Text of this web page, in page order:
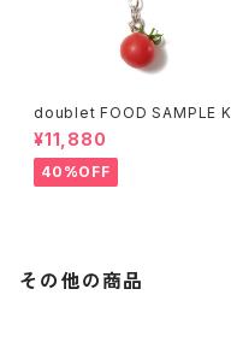
doublet FOOD SAMPLE KE
Y CHAIN TOMATO (Silver)
¥11,880
40%OFF
その他の商品